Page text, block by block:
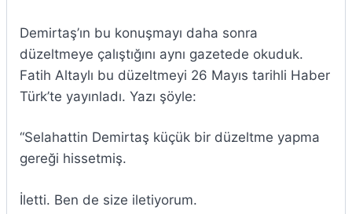
Demirtaş’ın bu konuşmayı daha sonra
düzeltmeye çalıştığını aynı gazetede okuduk.
Fatih Altaylı bu düzeltmeyi 26 Mayıs tarihli Haber
Türk’te yayınladı. Yazı şöyle:
“Selahattin Demirtaş küçük bir düzeltme yapma
gereği hissetmiş.
İletti. Ben de size iletiyorum.